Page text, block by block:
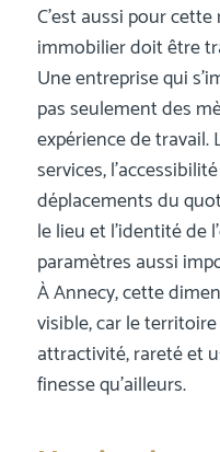
C’est aussi pour
immobilier doit être
Une entreprise qui
pas seulement des
expérience de travail.
services,
déplacements du
le lieu et l’identité de
paramètres aussi
À Annecy, cette
visible, car le
attractivité, rareté et
finesse qu’ailleurs.